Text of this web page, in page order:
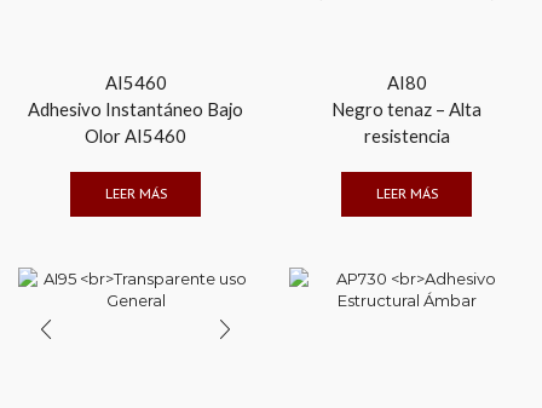
AI5460
Adhesivo Instantáneo Bajo
Olor AI5460
LEER MÁS
AI80
Negro tenaz – Alta
resistencia
LEER MÁS